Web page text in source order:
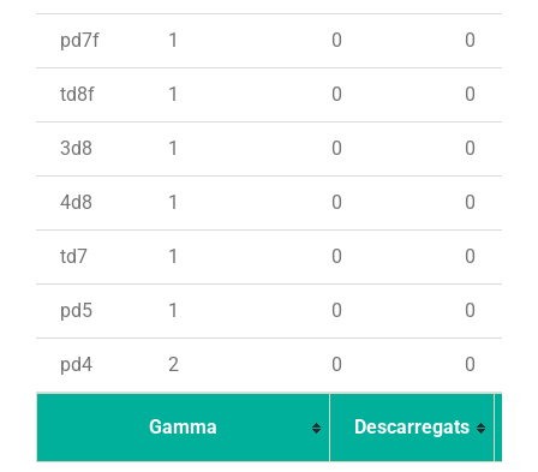
pd7f 1 0 0
td8f 1 0 0
3d8 1 0 0
4d8 1 0 0
td7 1 0 0
pd5 1 0 0
pd4 2 0 0
Gamma Descarregats